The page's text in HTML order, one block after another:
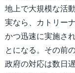
地上で大規模な活
実なら、カトリー
かつ迅速に実施さ
とになる。その前
政府の対応は数日